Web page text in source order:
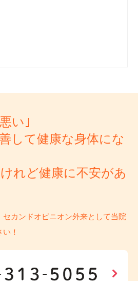
い｣
して健康な身体にな
れど健康に不安があ
セカンドオピニオン外来として当院
！